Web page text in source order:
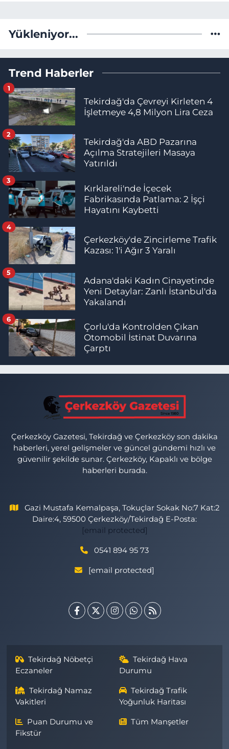
Yükleniyor...
Trend Haberler
Tekirdağ'da Çevreyi Kirleten 4
İşletmeye 4,8 Milyon Lira Ceza
1
Tekirdağ'da ABD Pazarına
Açılma Stratejileri Masaya
Yatırıldı
2
Kırklareli'nde İçecek
Fabrikasında Patlama: 2 İşçi
Hayatını Kaybetti
3
Çerkezköy'de Zincirleme Trafik
Kazası: 1'i Ağır 3 Yaralı
4
Adana'daki Kadın Cinayetinde
Yeni Detaylar: Zanlı İstanbul'da
Yakalandı
5
Çorlu'da Kontrolden Çıkan
Otomobil İstinat Duvarına
Çarptı
6
Çerkezköy Gazetesi, Tekirdağ ve Çerkezköy son dakika
haberleri, yerel gelişmeler ve güncel gündemi hızlı ve
güvenilir şekilde sunar. Çerkezköy, Kapaklı ve bölge
haberleri burada.
Gazi Mustafa Kemalpaşa, Tokuçlar Sokak No:7 Kat:2
Daire:4, 59500 Çerkezköy/Tekirdağ E-Posta:
[email protected]
0541 894 95 73
[email protected]
Tekirdağ Nöbetçi
Eczaneler
Tekirdağ Hava
Durumu
Tekirdağ Namaz
Vakitleri
Tekirdağ Trafik
Yoğunluk Haritası
Puan Durumu ve
Fikstür
Tüm Manşetler